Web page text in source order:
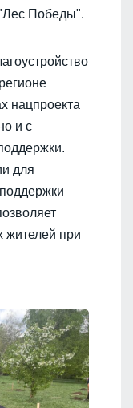
Победы".
нацпроекта
и с
для
жителей при